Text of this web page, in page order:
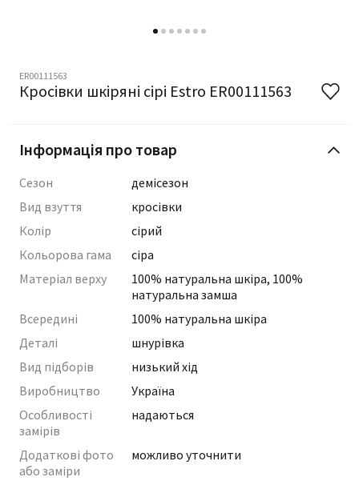
ER00111563
Кросівки шкіряні сірі Estro ER00111563
Інформація про товар
Сезон
демісезон
Вид взуття
кросівки
Колір
сірий
Кольорова гама
сіра
Матеріал верху
100% натуральна шкіра, 100%
натуральна замша
Всередині
100% натуральна шкіра
Деталі
шнурівка
Вид підборів
низький хід
Виробництво
Україна
Особливості
замірів
надаються
Додаткові фото
або заміри
можливо уточнити